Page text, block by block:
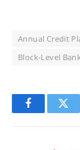
Annual Credit
Block-Level
Facebook